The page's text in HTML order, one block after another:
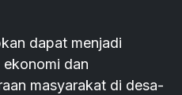
dapat menjadi
dan
masyarakat di desa-